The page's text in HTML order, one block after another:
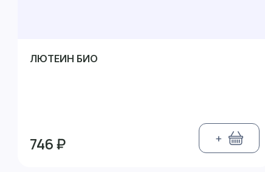
ЛЮТЕИН БИО
746 ₽ +